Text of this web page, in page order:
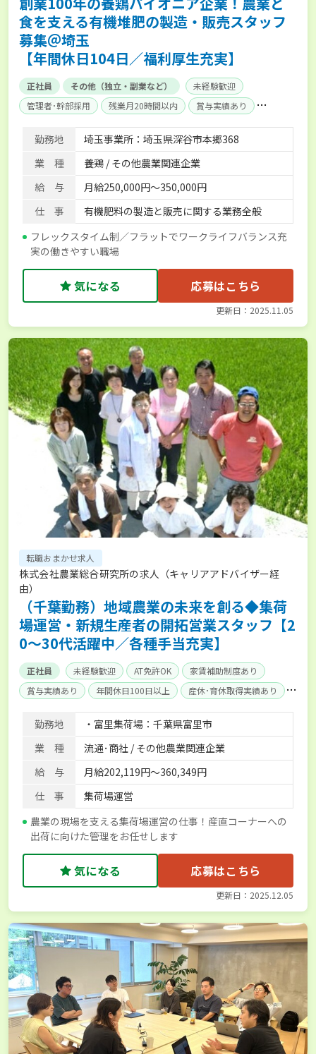
食を支える有機堆肥の製造・販売スタッフ
募集＠埼玉
【年間休日104日／福利厚生充実】
正社員 その他（独立・副業など）
未経験歓迎
管理者･幹部採用
残業月20時間以内
賞与実績あり
年間休日100日以上
社会保険完備
勤務地
埼玉事業所：埼玉県深谷市本郷368
業 種
養鶏 / その他農業関連企業
給 与
月給250,000円～350,000円
仕 事
有機肥料の製造と販売に関する業務全般
フレックスタイム制／フラットでワークライフバランス充
実の働きやすい職場
気になる 応募はこちら
更新日：2025.11.05
転職おまかせ求人
株式会社農業総合研究所の求人（キャリアアドバイザー経
由）
（千葉勤務）地域農業の未来を創る◆集荷
場運営・新規生産者の開拓営業スタッフ【2
0～30代活躍中／各種手当充実】
正社員 未経験歓迎 AT免許OK
家賃補助制度あり
賞与実績あり
年間休日100日以上
産休･育休取得実績あり
社会保険完備
勤務地
・富里集荷場：千葉県富里市
業 種
流通･商社 / その他農業関連企業
給 与
月給202,119円〜360,349円
仕 事
集荷場運営
農業の現場を支える集荷場運営の仕事！産直コーナーへの
出荷に向けた管理をお任せします
気になる 応募はこちら
更新日：2025.12.05